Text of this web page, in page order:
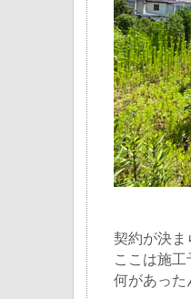
契約が決ま
ここは施
何があった